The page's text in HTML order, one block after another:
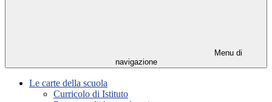
Menu di
navigazione
Le carte della scuola
Curricolo di Istituto